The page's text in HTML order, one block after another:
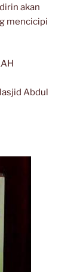
akan
mencicipi
Abdul